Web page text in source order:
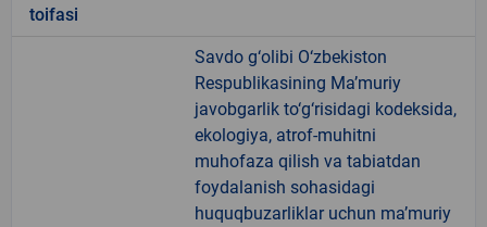
toifasi
Savdo g‘olibi O‘zbekiston
Respublikasining Ma’muriy
javobgarlik to‘g‘risidagi kodeksida,
ekologiya, atrof-muhitni
muhofaza qilish va tabiatdan
foydalanish sohasidagi
huquqbuzarliklar uchun ma’muriy